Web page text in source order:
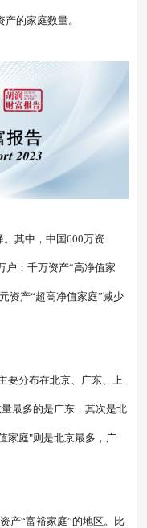
的家庭数量。
其中，中国600万资
户；千万资产“高净值家
资产“超高净值家庭”减少
要分布在北京、广东、上
最多的是广东，其次是北
家庭"则是北京最多，广
产“富裕家庭”的地区。比